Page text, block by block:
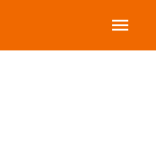
menu